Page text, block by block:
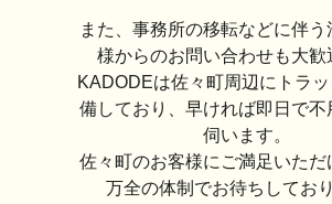
また、事務所の移転などに伴う
様からのお問い合わせも大歓
KADODEは佐々町周辺にトラ
備しており、早ければ即日で不
伺います。
佐々町のお客様にご満足いただ
万全の体制でお待ちしており